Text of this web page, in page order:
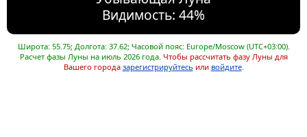
Видимость: 44%
Широта: 55.75; Долгота: 37.62; Часовой пояс: Europe/Moscow (UTC+03:00).
Расчет фазы Луны на июль 2026 года. Чтобы рассчитать фазу Луны для
Вашего города зарегистрируйтесь или войдите.